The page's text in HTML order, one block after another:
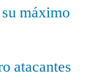
máximo
atacantes